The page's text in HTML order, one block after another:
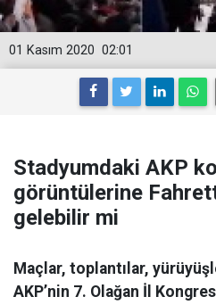
02:01
01 Kasım 2020
Stadyumdaki AKP
görüntülerine
gelebilir mi
Maçlar, toplantılar,
AKP’nin 7. Olağan İl